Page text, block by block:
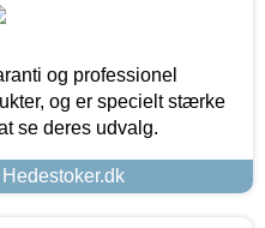
og professionel
og er specielt stærke
se deres udvalg.